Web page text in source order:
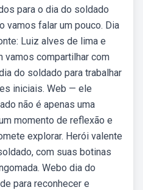
para o dia do soldado
vamos falar um pouco. Dia
Luiz alves de lima e
vamos compartilhar com
do soldado para trabalhar
iniciais. Web — ele
não é apenas uma
momento de reflexão e
explorar. Herói valente
com suas botinas
Webo dia do
para reconhecer e